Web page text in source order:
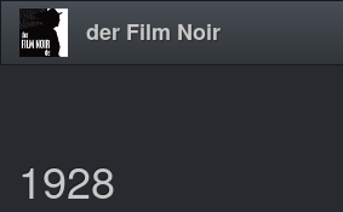
Direkt
zum
der Film Noir
1928